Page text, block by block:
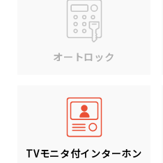
オートロック
TVモニタ付インターホン